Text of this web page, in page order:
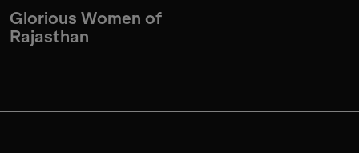
Glorious Women of
Rajasthan